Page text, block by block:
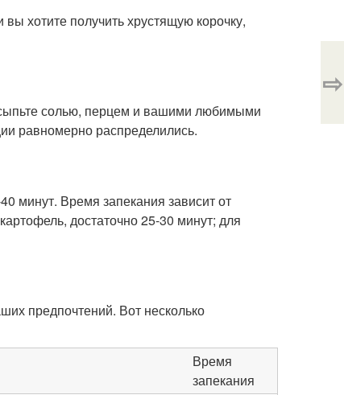
хотите получить хрустящую корочку,
солью, перцем и вашими любимыми
равномерно распределились.
минут. Время запекания зависит от
достаточно 25-30 минут; для
предпочтений. Вот несколько
Время
запекания
⇨